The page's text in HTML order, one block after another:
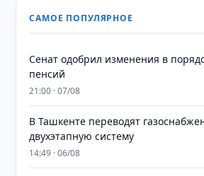
САМОЕ ПОПУЛЯРНОЕ
Сенат одобрил изменения в
пенсий
21:00 · 07/08
В Ташкенте переводят
двухэтапную систему
14:49 · 06/08